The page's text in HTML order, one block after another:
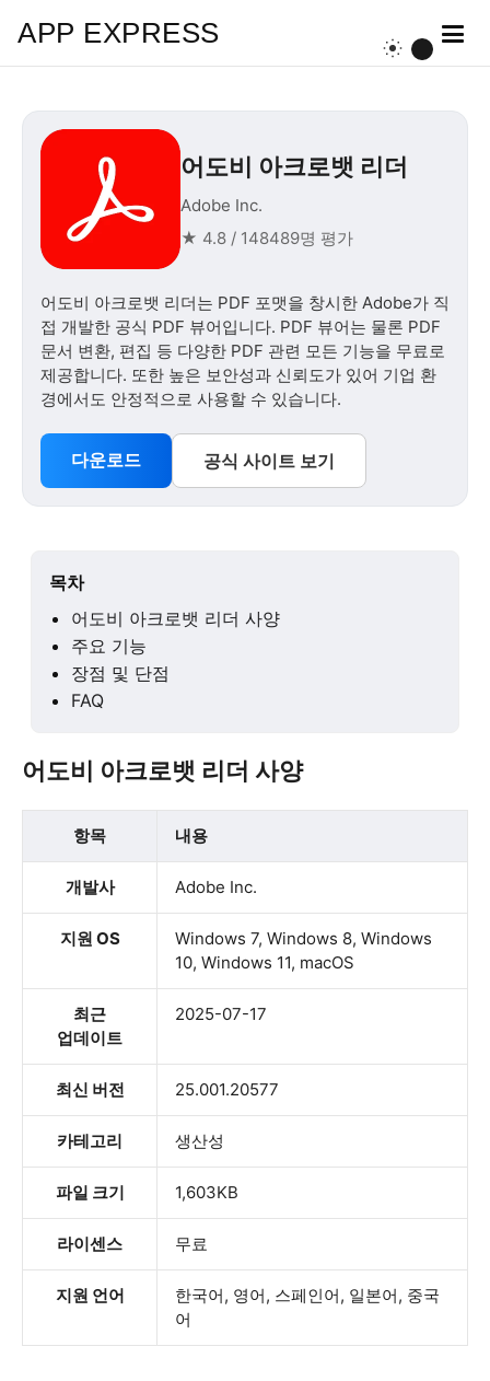
APP EXPRESS
어도비 아크로뱃 리더
Adobe Inc.
★ 4.8 / 148489명 평가
어도비 아크로뱃 리더는 PDF 포맷을 창시한 Adobe가 직
접 개발한 공식 PDF 뷰어입니다. PDF 뷰어는 물론 PDF
문서 변환, 편집 등 다양한 PDF 관련 모든 기능을 무료로
제공합니다. 또한 높은 보안성과 신뢰도가 있어 기업 환
경에서도 안정적으로 사용할 수 있습니다.
다운로드 공식 사이트 보기
목차
어도비 아크로뱃 리더 사양
주요 기능
장점 및 단점
FAQ
어도비 아크로뱃 리더 사양
항목 내용
개발사 Adobe Inc.
지원 OS
Windows 7, Windows 8, Windows
10, Windows 11, macOS
최근
업데이트
2025-07-17
최신 버전 25.001.20577
카테고리 생산성
파일 크기 1,603KB
라이센스 무료
지원 언어
한국어, 영어, 스페인어, 일본어, 중국
어